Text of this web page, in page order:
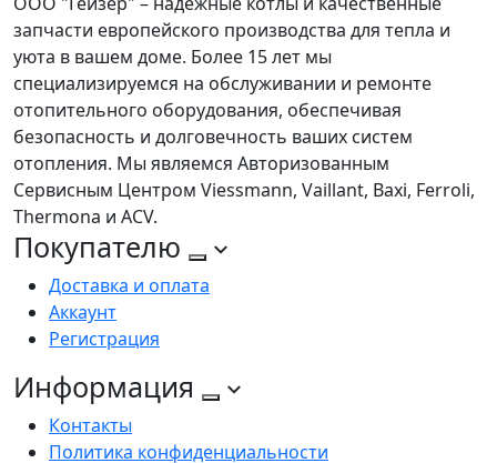
запчасти европейского производства для тепла и
уюта в вашем доме. Более 15 лет мы
специализируемся на обслуживании и ремонте
отопительного оборудования, обеспечивая
безопасность и долговечность ваших систем
отопления. Мы являемся Авторизованным
Сервисным Центром Viessmann, Vaillant, Baxi, Ferroli,
Thermona и ACV.
Покупателю
Доставка и оплата
Аккаунт
Регистрация
Информация
Контакты
Политика конфиденциальности